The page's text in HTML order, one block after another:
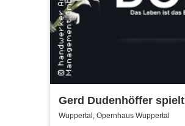
Gerd Dudenhöffer spielt
Heinz Becker
Wuppertal, Opernhaus Wuppertal